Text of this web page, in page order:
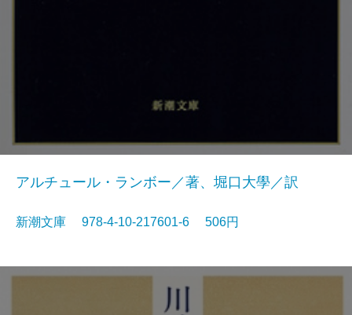
アルチュール・ランボー／著、堀口大學／訳
新潮文庫 978-4-10-217601-6 506円